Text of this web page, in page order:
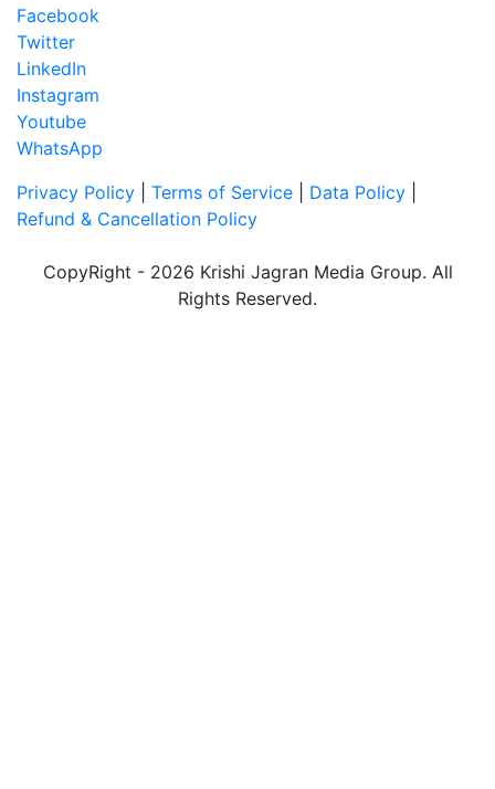
Facebook
Twitter
LinkedIn
Instagram
Youtube
WhatsApp
Privacy Policy
Terms of Service Data Policy
Refund & Cancellation Policy
CopyRight - 2026 Krishi Jagran Media Group. All
Rights Reserved.